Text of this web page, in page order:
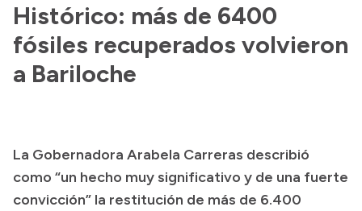
Observatorio
Normativa
Compras y licitaciones
Histórico: más de 6400
fósiles recuperados volvieron
a Bariloche
La Gobernadora Arabela Carreras describió
como “un hecho muy significativo y de una fuerte
convicción” la restitución de más de 6.400